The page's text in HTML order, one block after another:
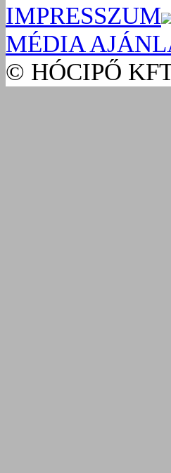
IMPRESSZUM
MÉDIA
© HÓCIPŐ